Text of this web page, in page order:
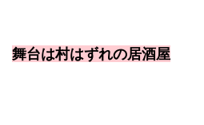
舞台は村はずれの居酒屋